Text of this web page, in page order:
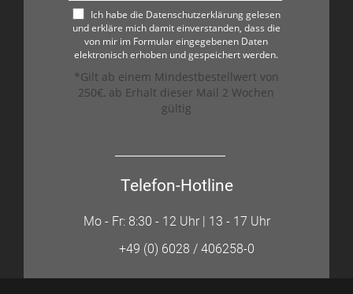
Ich habe die Datenschutzerklärung gelesen
und erkläre mich damit einverstanden, dass die
von mir im Formular eingegebenen Daten
elektronisch erhoben und gespeichert werden.
*Gilt ab einem Mindestbestellwert von
250€, ab Erhalt dieser Mail 2 Wochen
gültig
Telefon-Hotline
Mo - Fr: 8:30 - 12 Uhr | 13 - 17 Uhr
+49 (0) 6028 / 406258-0